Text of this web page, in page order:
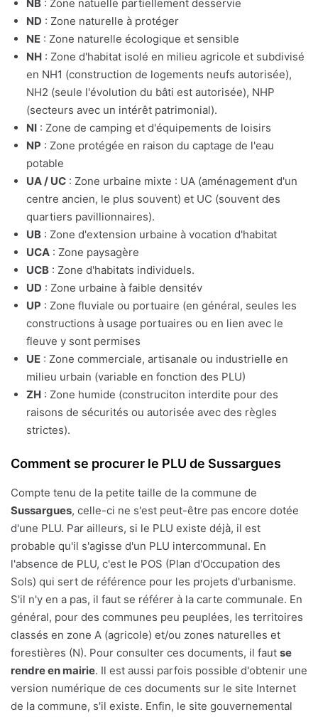
NB : Zone natuelle partiellement desservie
ND : Zone naturelle à protéger
NE : Zone naturelle écologique et sensible
NH : Zone d'habitat isolé en milieu agricole et subdivisé
en NH1 (construction de logements neufs autorisée),
NH2 (seule l'évolution du bâti est autorisée), NHP
(secteurs avec un intérêt patrimonial).
NI : Zone de camping et d'équipements de loisirs
NP : Zone protégée en raison du captage de l'eau
potable
UA / UC : Zone urbaine mixte : UA (aménagement d'un
centre ancien, le plus souvent) et UC (souvent des
quartiers pavillionnaires).
UB : Zone d'extension urbaine à vocation d'habitat
UCA : Zone paysagère
UCB : Zone d'habitats individuels.
UD : Zone urbaine à faible densitév
UP : Zone fluviale ou portuaire (en général, seules les
constructions à usage portuaires ou en lien avec le
fleuve y sont permises
UE : Zone commerciale, artisanale ou industrielle en
milieu urbain (variable en fonction des PLU)
ZH : Zone humide (construciton interdite pour des
raisons de sécurités ou autorisée avec des règles
strictes).
Comment se procurer le PLU de Sussargues
Compte tenu de la petite taille de la commune de
Sussargues, celle-ci ne s'est peut-être pas encore dotée
d'une PLU. Par ailleurs, si le PLU existe déjà, il est
probable qu'il s'agisse d'un PLU intercommunal. En
l'absence de PLU, c'est le POS (Plan d'Occupation des
Sols) qui sert de référence pour les projets d'urbanisme.
S'il n'y en a pas, il faut se référer à la carte communale. En
général, pour des communes peu peuplées, les territoires
classés en zone A (agricole) et/ou zones naturelles et
forestières (N). Pour consulter ces documents, il faut se
rendre en mairie. Il est aussi parfois possible d'obtenir une
version numérique de ces documents sur le site Internet
de la commune, s'il existe. Enfin, le site gouvernemental